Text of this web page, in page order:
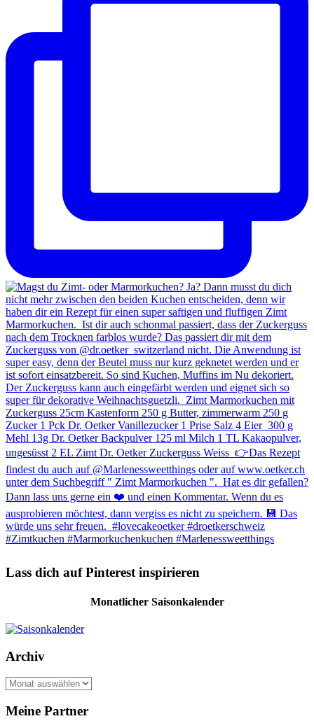
Lass dich auf Pinterest inspirieren
Monatlicher Saisonkalender
Archiv
Archiv
Meine Partner